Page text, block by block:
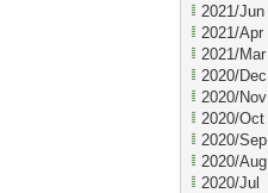
2021/Jun
2021/Apr
2021/Mar
2020/Dec
2020/Nov
2020/Oct
2020/Sep
2020/Aug
2020/Jul